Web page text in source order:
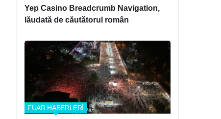
Yep Casino Breadcrumb Navigation,
lăudată de căutătorul român
FUAR HABERLERİ